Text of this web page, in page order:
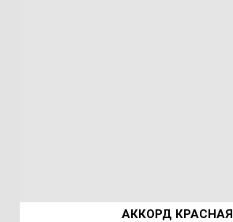
АККОРД КРАСНАЯ